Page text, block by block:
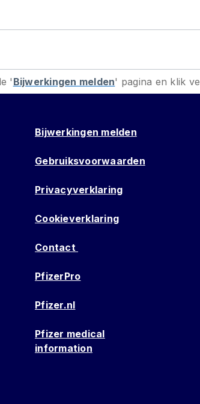
' Bijwerkingen melden' pagina en klik
Bijwerkingen melden
Gebruiksvoorwaarden
Privacyverklaring
Cookieverklaring
Contact
PfizerPro
Pfizer.nl
Pfizer medical
information